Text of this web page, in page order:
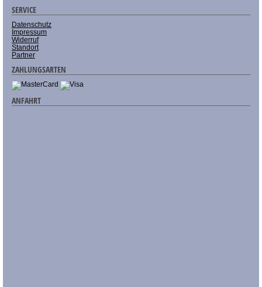
SERVICE
Datenschutz
Impressum
Widerruf
Standort
Partner
ZAHLUNGSARTEN
ANFAHRT